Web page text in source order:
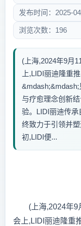
发布时间：2025-
浏览次数：196
(上海,2024年9月
上,LIDI丽迪隆重
与疗愈理念创新
验。LIDI丽迪传
终致力于引领并
初,LIDI便...
(上海,2024年9
会上,LIDI丽迪隆重